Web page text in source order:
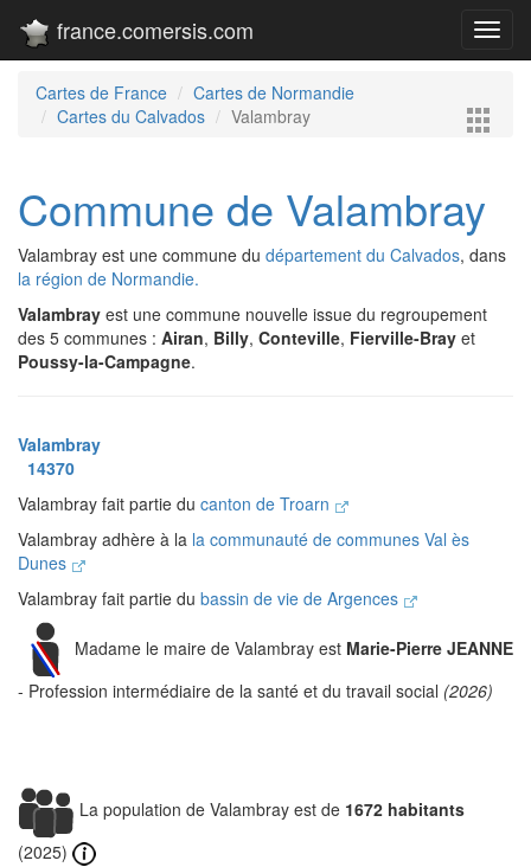
france.comersis.com
Cartes de France
Cartes de Normandie
Cartes du Calvados
Valambray
Commune de Valambray
Valambray est une commune du département du Calvados, dans
la région de Normandie.
Valambray est une commune nouvelle issue du regroupement
des 5 communes : Airan, Billy, Conteville, Fierville-Bray et
Poussy-la-Campagne.
Valambray
14370
Valambray fait partie du canton de Troarn
Valambray adhère à la la communauté de communes Val ès
Dunes
Valambray fait partie du bassin de vie de Argences
Madame le maire de Valambray est Marie-Pierre JEANNE
- Profession intermédiaire de la santé et du travail social (2026)
La population de Valambray est de 1672 habitants
(2025)